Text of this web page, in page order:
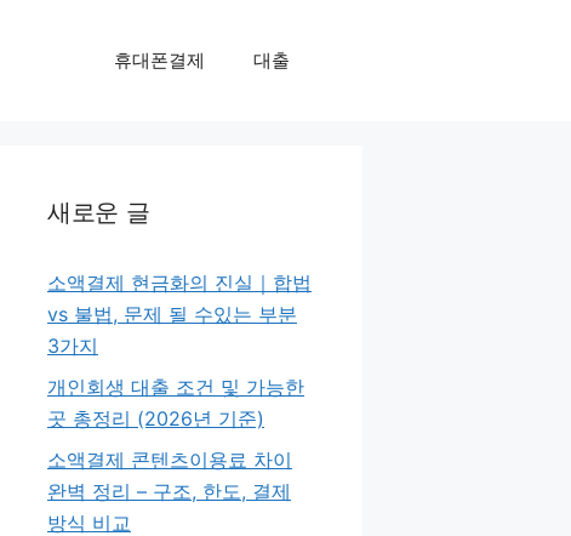
휴대폰결제 대출
새로운 글
소액결제 현금화의 진실｜합법
vs 불법, 문제 될 수있는 부분
3가지
개인회생 대출 조건 및 가능한
곳 총정리 (2026년 기준)
소액결제 콘텐츠이용료 차이
완벽 정리 – 구조, 한도, 결제
방식 비교